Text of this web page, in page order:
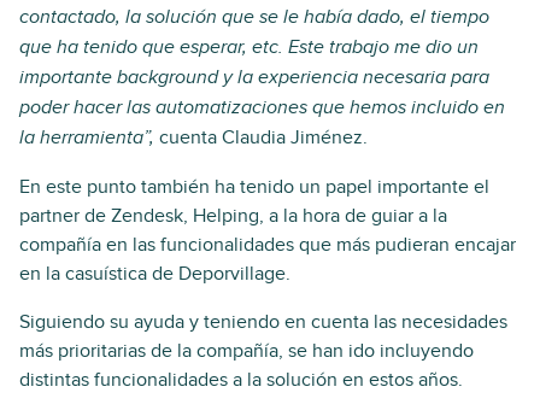
contactado, la solución que se le había dado, el tiempo
que ha tenido que esperar, etc. Este trabajo me dio un
importante background y la experiencia necesaria para
poder hacer las automatizaciones que hemos incluido en
la herramienta”, cuenta Claudia Jiménez.
En este punto también ha tenido un papel importante el
partner de Zendesk, Helping, a la hora de guiar a la
compañía en las funcionalidades que más pudieran encajar
en la casuística de Deporvillage.
Siguiendo su ayuda y teniendo en cuenta las necesidades
más prioritarias de la compañía, se han ido incluyendo
distintas funcionalidades a la solución en estos años.